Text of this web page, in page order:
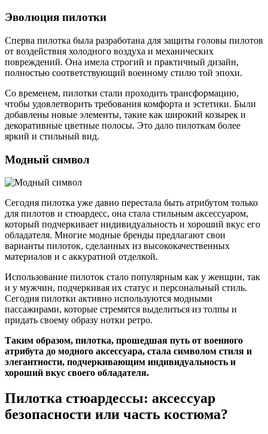
Эволюция пилотки
Сперва пилотка была разработана для защиты головы пилотов
от воздействия холодного воздуха и механических
повреждений. Она имела строгий и практичный дизайн,
полностью соответствующий военному стилю той эпохи.
Со временем, пилотки стали проходить трансформацию,
чтобы удовлетворить требования комфорта и эстетики. Были
добавлены новые элементы, такие как широкий козырек и
декоративные цветные полосы. Это дало пилоткам более
яркий и стильный вид.
Модный символ
Сегодня пилотка уже давно перестала быть атрибутом только
для пилотов и стюардесс, она стала стильным аксессуаром,
который подчеркивает индивидуальность и хороший вкус его
обладателя. Многие модные бренды предлагают свои
варианты пилоток, сделанных из высококачественных
материалов и с аккуратной отделкой.
Использование пилоток стало популярным как у женщин, так
и у мужчин, подчеркивая их статус и персональный стиль.
Сегодня пилотки активно используются модными
пассажирами, которые стремятся выделиться из толпы и
придать своему образу нотки ретро.
Таким образом, пилотка, прошедшая путь от военного
атрибута до модного аксессуара, стала символом стиля и
элегантности, подчеркивающим индивидуальность и
хороший вкус своего обладателя.
Пилотка стюардессы: аксессуар
безопасности или часть костюма?